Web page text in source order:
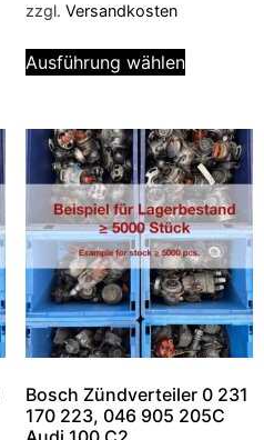
zzgl. Versandkosten
Ausführung wählen
Bosch Zündverteiler 0 231
170 223, 046 905 205C